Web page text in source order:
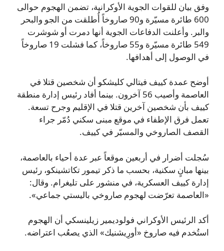
وفق بيان للقوات الجوية الأوكرانية، تضمن الهجوم حوالى
600 طائرة مسيّرة و90 صاروخاً أُطلقت من الجو والبحر
والبر. وأعلنت الدفاعات الجوية أنها دمرت أو شوشرت
549 طائرة مسيّرة و55 صاروخاً، كما فشلت 19 صاروخاً
في الوصول إلى أهدافها.
أوضح عمدة كييف فيتالي كليشكو أن شخصين قتلا في
العاصمة وأصيب 56 آخرون. بينما أفاد رئيس إدارة منطقة
كييف بأن شخصين آخرين قتلا في الإقليم وجرح تسعة.
تعمل فرق الإطفاء في موقع مبنى سكني دُمّر جراء
القصف الصاروخي والمسيّر في كييف.
سُجلت أضرار في أربعين موقعاً عبر عدة أحياء بالعاصمة،
بينها مبانٍ سكنية، بحسب ما ذكر تيمور تكاتشينكو، رئيس
إدارة كييف العسكرية، في منشور على تليغرام. وقال:
«العاصمة تعرّضت لهجوم صاروخي باليستي جماعي».
أكد الرئيس الأوكراني فولوديمير زيلينسكي أن الهجوم
استُخدم فيه صاروخ «أورِيشنيك» الذي يصعُب اعتراضه.